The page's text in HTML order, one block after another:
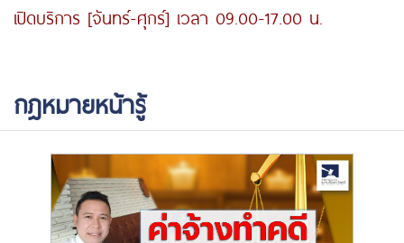
เปิดบริการ [จันทร์-ศุกร์] เวลา 09.00-17.00 น.
กฎหมายหน้ารู้